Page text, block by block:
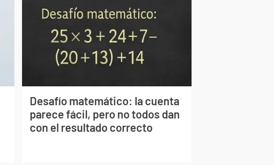
Desafío matemático: la cuenta
parece fácil, pero no todos dan
con el resultado correcto